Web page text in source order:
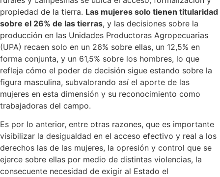
propiedad de la tierra. Las mujeres solo tienen titularidad
sobre el 26% de las tierras, y las decisiones sobre la
producción en las Unidades Productoras Agropecuarias
(UPA) recaen solo en un 26% sobre ellas, un 12,5% en
forma conjunta, y un 61,5% sobre los hombres, lo que
refleja cómo el poder de decisión sigue estando sobre la
figura masculina, subvalorando así el aporte de las
mujeres en esta dimensión y su reconocimiento como
trabajadoras del campo.
Es por lo anterior, entre otras razones, que es importante
visibilizar la desigualdad en el acceso efectivo y real a los
derechos las de las mujeres, la opresión y control que se
ejerce sobre ellas por medio de distintas violencias, la
consecuente necesidad de exigir al Estado el